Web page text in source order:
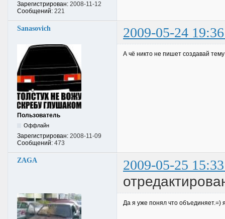
Зарегистрирован: 2008-11-12
Сообщений: 221
Sanasovich 2009-05-24
Пользователь
Оффлайн
Зарегистрирован: 2008-11-09
Сообщений: 473
А чё никто не пишет создавай
ZAGA 2009-05-25
Да я уже понял что объединяет.=)